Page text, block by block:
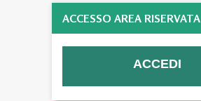
ACCESSO AREA RISERVATA